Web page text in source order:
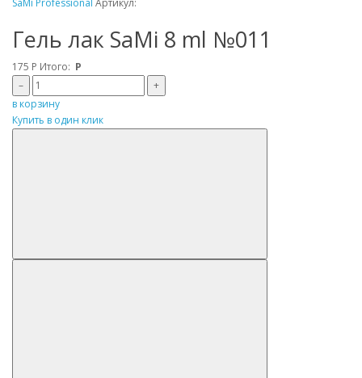
SaMi Professional Артикул:
Гель лак SaMi 8 ml №011
175 Р Итого: Р
–
+
в корзину
Купить в один клик